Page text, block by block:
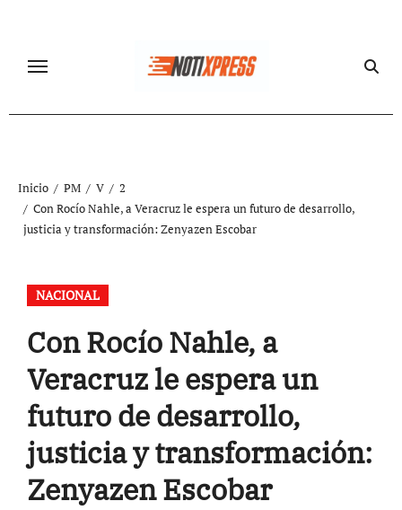
contenido
Inicio PM V
2
Con Rocío Nahle, a Veracruz le espera un futuro de desarrollo,
justicia y transformación: Zenyazen Escobar
NACIONAL
Con Rocío Nahle, a
Veracruz le espera un
futuro de desarrollo,
justicia y transformación:
Zenyazen Escobar